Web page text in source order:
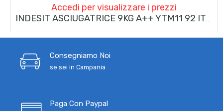
Accedi per visualizzare i prezzi
INDESIT ASCIUGATRICE 9KG A++ YTM11 92 IT R
Consegniamo Noi
se sei in Campania
Paga Con Paypal